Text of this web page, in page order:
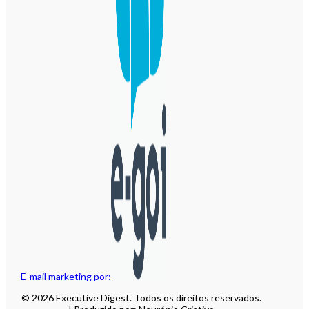
E-mail marketing por:
© 2026 Executive Digest. Todos os direitos reservados.